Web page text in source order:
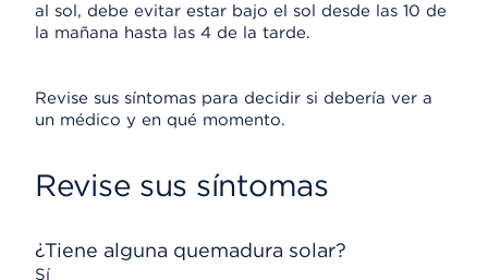
al sol, debe evitar estar bajo el sol desde las 10 de
la mañana hasta las 4 de la tarde.
Revise sus síntomas para decidir si debería ver a
un médico y en qué momento.
Revise sus síntomas
¿Tiene alguna quemadura solar?
Sí